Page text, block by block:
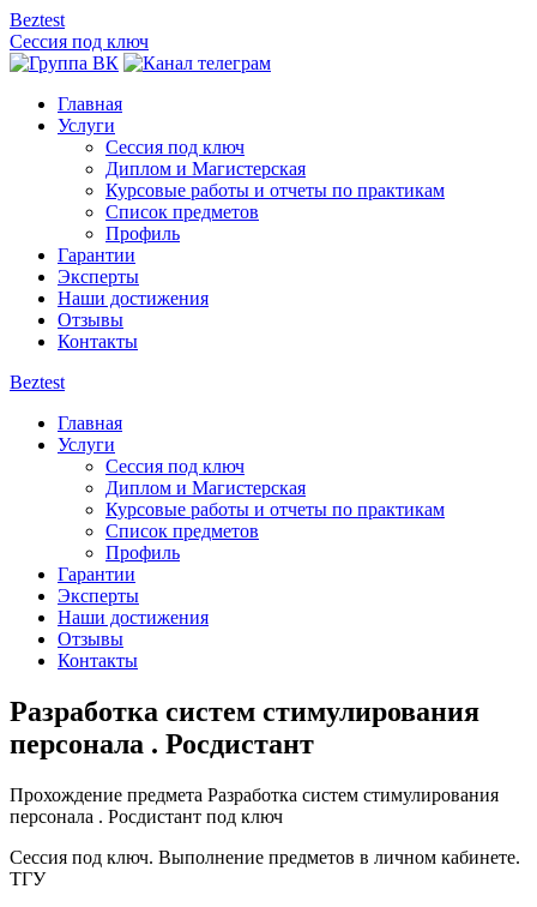
Beztest
Сессия под ключ
Главная
Услуги
Сессия под ключ
Диплом и Магистерская
Курсовые работы и отчеты по практикам
Список предметов
Профиль
Гарантии
Эксперты
Наши достижения
Отзывы
Контакты
Beztest
Главная
Услуги
Сессия под ключ
Диплом и Магистерская
Курсовые работы и отчеты по практикам
Список предметов
Профиль
Гарантии
Эксперты
Наши достижения
Отзывы
Контакты
Разработка систем стимулирования
персонала . Росдистант
Прохождение предмета Разработка систем стимулирования
персонала . Росдистант под ключ
Сессия под ключ. Выполнение предметов в личном кабинете.
ТГУ